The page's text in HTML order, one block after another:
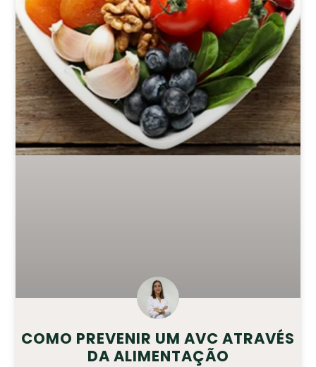
COMO PREVENIR UM AVC ATRAVÉS
DA ALIMENTAÇÃO